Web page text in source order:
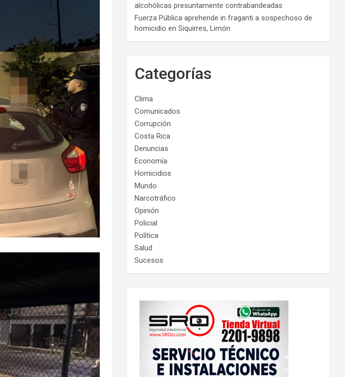
alcohólicas presuntamente contrabandeadas
Fuerza Pública aprehende in fraganti a sospechoso de
homicidio en Siquirres, Limón
Categorías
Clima
Comunicados
Corrupción
Costa Rica
Denuncias
Economía
Homicidios
Mundo
Narcotráfico
Opinión
Policial
Política
Salud
Sucesos